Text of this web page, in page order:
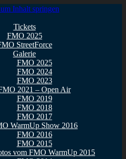
– 13. FMO
Inhalt springen
Tickets
FMO 2025
StreetForce
Galerie
FMO 2025
FMO 2024
FMO 2023
2021 – Open Air
FMO 2019
FMO 2018
FMO 2017
WarmUp Show 2016
FMO 2016
FMO 2015
vom FMO WarmUp 2015